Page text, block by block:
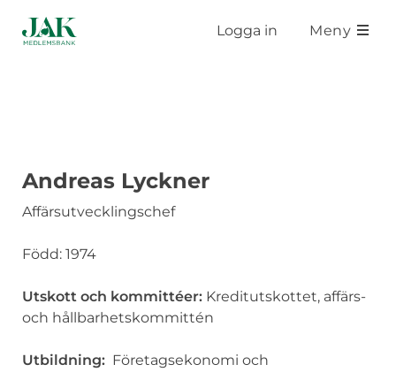
Meny
Logga in
Andreas Lyckner
Affärsutvecklingschef
Född: 1974
Utskott och kommittéer: Kreditutskottet, affärs-
och hållbarhetskommittén
Utbildning: Företagsekonomi och